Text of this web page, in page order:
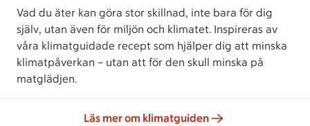
Vad du äter kan göra stor skillnad, inte bara för dig
själv, utan även för miljön och klimatet. Inspireras av
våra klimatguidade recept som hjälper dig att minska
klimatpåverkan – utan att för den skull minska på
matglädjen.
Läs mer om klimatguiden